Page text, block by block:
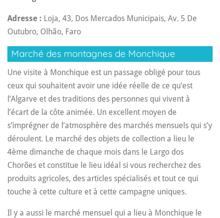
Adresse : Loja, 43, Dos Mercados Municipais, Av. 5 De
Outubro, Olhão, Faro
Marché des montagnes de Monchique
Une visite à Monchique est un passage obligé pour tous
ceux qui souhaitent avoir une idée réelle de ce qu’est
l’Algarve et des traditions des personnes qui vivent à
l’écart de la côte animée. Un excellent moyen de
s’imprégner de l’atmosphère des marchés mensuels qui s’y
déroulent. Le marché des objets de collection a lieu le
4ème dimanche de chaque mois dans le Largo dos
Chorões et constitue le lieu idéal si vous recherchez des
produits agricoles, des articles spécialisés et tout ce qui
touche à cette culture et à cette campagne uniques.
Il y a aussi le marché mensuel qui a lieu à Monchique le